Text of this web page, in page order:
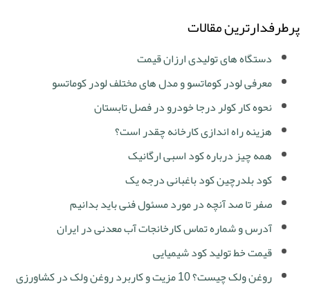
پرطرفدارترین مقالات
دستگاه های تولیدی ارزان قیمت
معرفی لودر کوماتسو و مدل های مختلف لودر کوماتسو
نحوه کار کولر درجا خودرو در فصل تابستان
هزینه راه اندازی کارخانه چقدر است؟
همه چیز درباره کود اسبی ارگانیک
کود بلدرچین کود باغبانی درجه یک
صفر تا صد آنچه در مورد مسئول فنی باید بدانیم
آدرس و شماره تماس کارخانجات آب معدنی در ایران
قیمت خط تولید کود شیمیایی
روغن ولک چیست؟ 10 مزیت و کاربرد روغن ولک در کشاورزی